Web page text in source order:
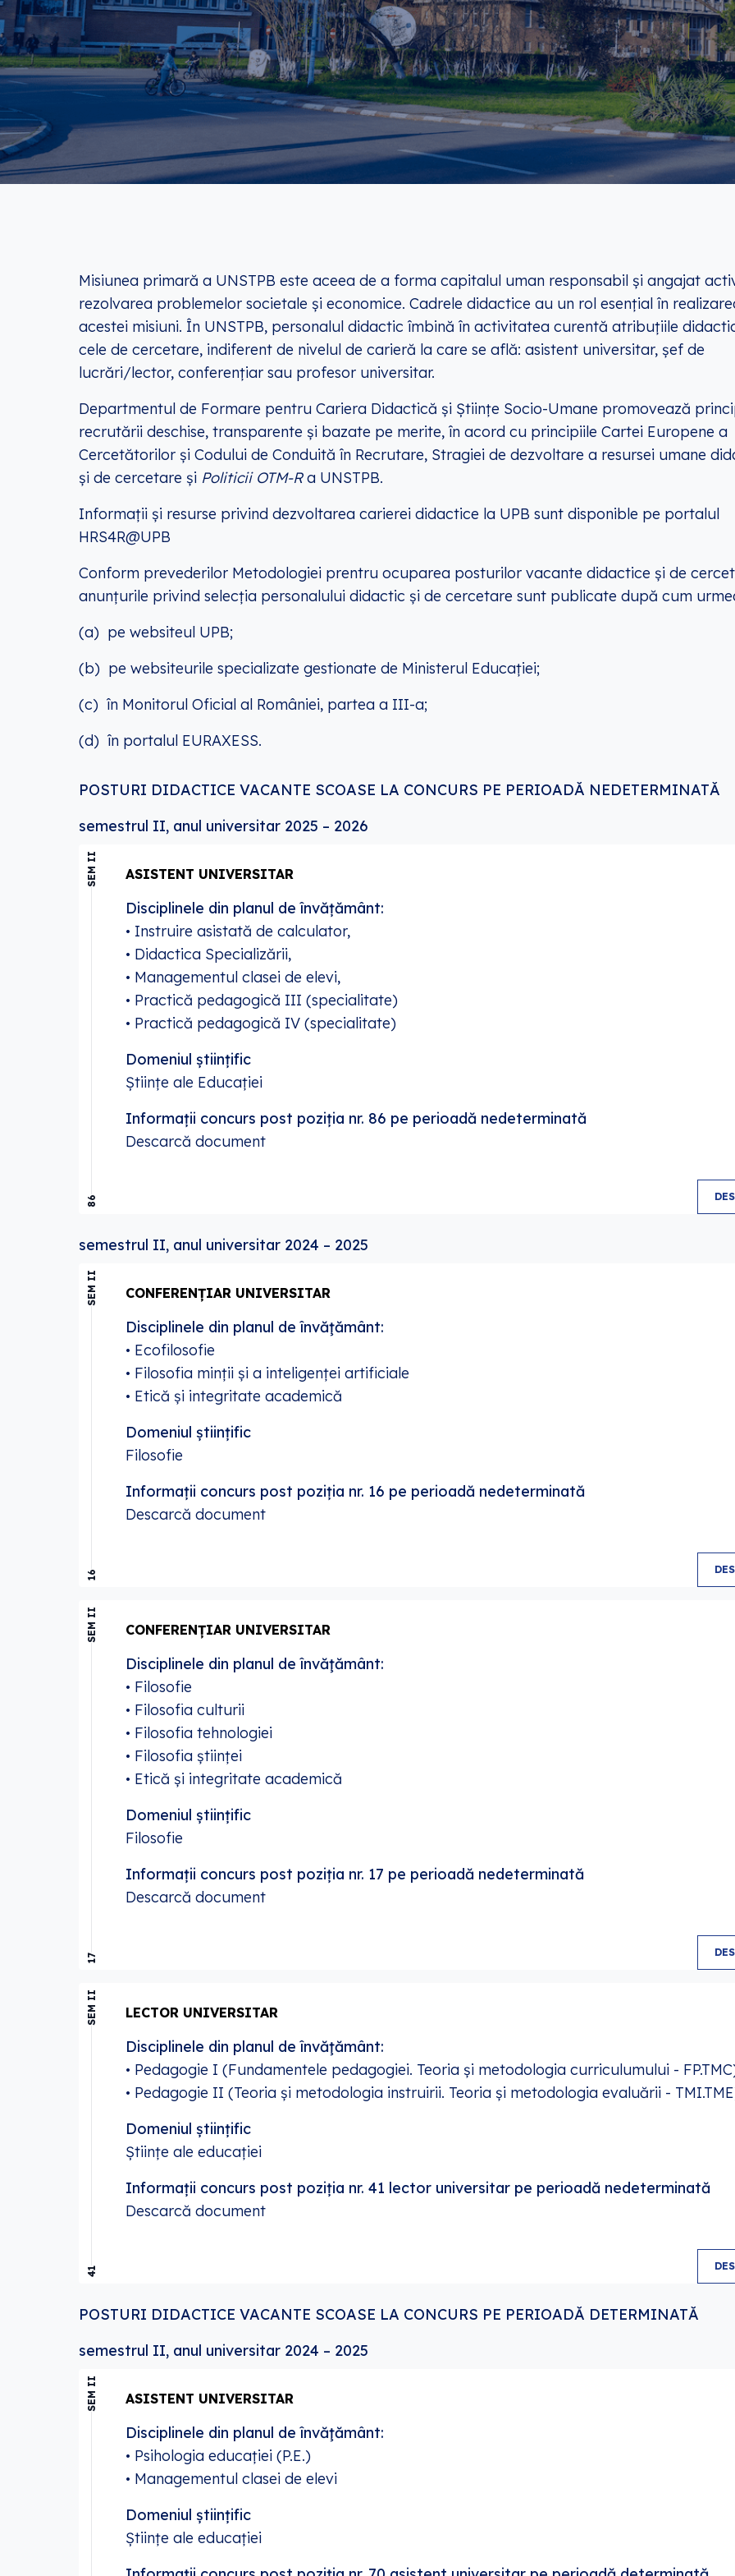
Misiunea primară a UNSTPB este aceea de a forma capitalul uman responsabil și angajat
rezolvarea problemelor societale și economice. Cadrele didactice au un rol esențial în
acestei misiuni. În UNSTPB, personalul didactic îmbină în activitatea curentă atribuțiile
cele de cercetare, indiferent de nivelul de carieră la care se află: asistent universitar, șef de
lucrări/lector, conferențiar sau profesor universitar.
Departmentul de Formare pentru Cariera Didactică și Științe Socio-Umane promovează
recrutării deschise, transparente și bazate pe merite, în acord cu principiile Cartei Europene a
Cercetătorilor și Codului de Conduită în Recrutare, Stragiei de dezvoltare a resursei umane
și de cercetare și Politicii OTM-R a UNSTPB.
Informații și resurse privind dezvoltarea carierei didactice la UPB sunt disponible pe portalul
HRS4R@UPB
Conform prevederilor Metodologiei prentru ocuparea posturilor vacante didactice și de
anunțurile privind selecția personalului didactic și de cercetare sunt publicate după cum
(a) pe websiteul UPB;
(b) pe websiteurile specializate gestionate de Ministerul Educației;
(c) în Monitorul Oficial al României, partea a III-a;
(d) în portalul EURAXESS.
POSTURI DIDACTICE VACANTE SCOASE LA CONCURS PE PERIOADĂ NEDETERMINATĂ
semestrul II, anul universitar 2025 – 2026
86
SEM II ASISTENT UNIVERSITAR
Disciplinele din planul de învățământ:
• Instruire asistată de calculator,
• Didactica Specializării,
• Managementul clasei de elevi,
• Practică pedagogică III (specialitate)
• Practică pedagogică IV (specialitate)
Domeniul științific
Științe ale Educației
Informații concurs post poziția nr. 86 pe perioadă nedeterminată
Descarcă document
semestrul II, anul universitar 2024 – 2025
16
SEM II CONFERENȚIAR UNIVERSITAR
Disciplinele din planul de învăţământ:
• Ecofilosofie
• Filosofia minții și a inteligenței artificiale
• Etică și integritate academică
Domeniul științific
Filosofie
Informații concurs post poziția nr. 16 pe perioadă nedeterminată
Descarcă document
17
SEM II CONFERENȚIAR UNIVERSITAR
Disciplinele din planul de învăţământ:
• Filosofie
• Filosofia culturii
• Filosofia tehnologiei
• Filosofia științei
• Etică și integritate academică
Domeniul științific
Filosofie
Informații concurs post poziția nr. 17 pe perioadă nedeterminată
Descarcă document
41
SEM II LECTOR UNIVERSITAR
Disciplinele din planul de învăţământ:
• Pedagogie I (Fundamentele pedagogiei. Teoria și metodologia curriculumului -
• Pedagogie II (Teoria și metodologia instruirii. Teoria și metodologia evaluării -
Domeniul științific
Științe ale educației
Informații concurs post poziția nr. 41 lector universitar pe perioadă nedeterminată
Descarcă document
POSTURI DIDACTICE VACANTE SCOASE LA CONCURS PE PERIOADĂ DETERMINATĂ
semestrul II, anul universitar 2024 – 2025
SEM II ASISTENT UNIVERSITAR
Disciplinele din planul de învăţământ:
• Psihologia educației (P.E.)
• Managementul clasei de elevi
Domeniul științific
Științe ale educației